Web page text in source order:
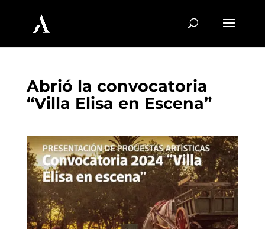
Abrió la convocatoria
“Villa Elisa en Escena”